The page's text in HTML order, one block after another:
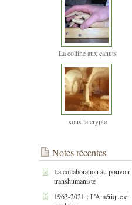
La colline aux canuts
sous la crypte
Notes récentes
La collaboration au pouvoir
transhumaniste
1963-2021 : L’Amérique en